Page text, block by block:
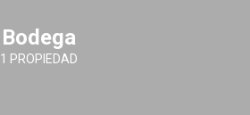
Bodega
1 PROPIEDAD